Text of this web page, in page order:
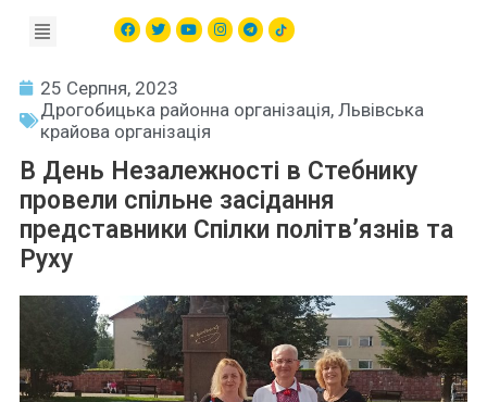
25 Серпня, 2023
Дрогобицька районна організація, Львівська
крайова організація
В День Незалежності в Стебнику
провели спільне засідання
представники Спілки політв’язнів та
Руху